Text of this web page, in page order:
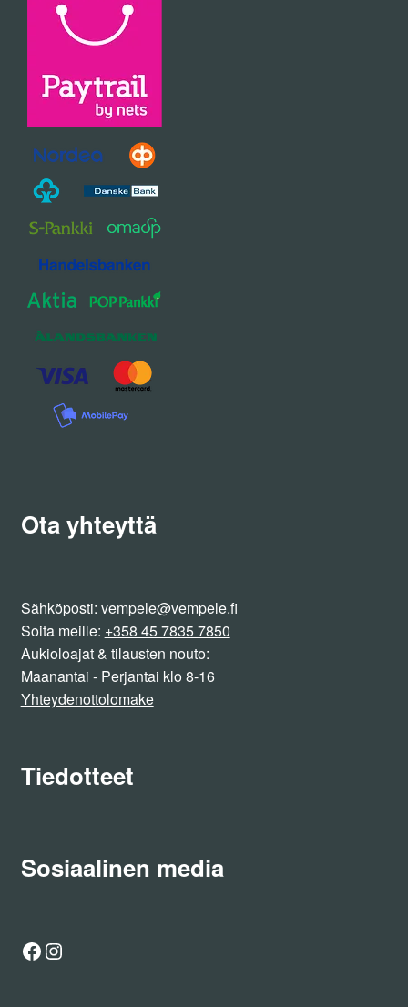
Ota yhteyttä
Sähköposti: vempele@vempele.fi
Soita meille: +358 45 7835 7850
Aukioloajat & tilausten nouto:
Maanantai - Perjantai klo 8-16
Yhteydenottolomake
Tiedotteet
Sosiaalinen media
Facebook
Instagram